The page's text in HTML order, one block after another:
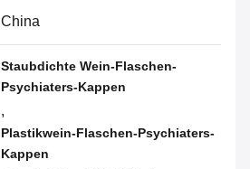
China
Staubdichte Wein-Flaschen-
Psychiaters-Kappen
,
Plastikwein-Flaschen-Psychiaters-
Kappen